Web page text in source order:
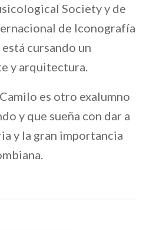
Society y de
de Iconografía
cursando un
y arquitectura.
es otro exalumno
y que sueña con dar a
y la gran importancia